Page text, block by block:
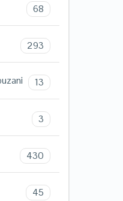
68
293
13
3
430
45